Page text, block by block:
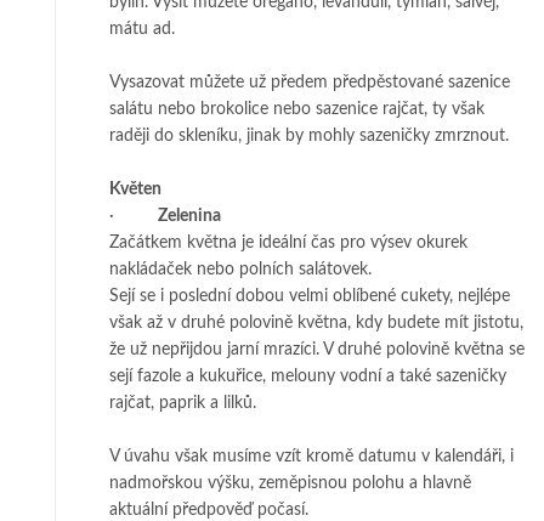
mátu ad.
Vysazovat můžete už předem předpěstované sazenice
salátu nebo brokolice nebo sazenice rajčat, ty však
raději do skleníku, jinak by mohly sazeničky zmrznout.
Květen
· Zelenina
Začátkem května je ideální čas pro výsev okurek
nakládaček nebo polních salátovek.
Sejí se i poslední dobou velmi oblíbené cukety, nejlépe
však až v druhé polovině května, kdy budete mít jistotu,
že už nepřijdou jarní mrazíci. V druhé polovině května se
sejí fazole a kukuřice, melouny vodní a také sazeničky
rajčat, paprik a lilků.
V úvahu však musíme vzít kromě datumu v kalendáři, i
nadmořskou výšku, zeměpisnou polohu a hlavně
aktuální předpověď počasí.